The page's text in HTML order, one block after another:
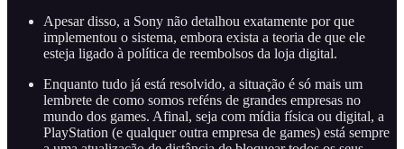
Apesar disso, a Sony não detalhou exatamente por que
implementou o sistema, embora exista a teoria de que ele
esteja ligado à política de reembolsos da loja digital.
Enquanto tudo já está resolvido, a situação é só mais um
lembrete de como somos reféns de grandes empresas no
mundo dos games. Afinal, seja com mídia física ou digital, a
PlayStation (e qualquer outra empresa de games) está sempre